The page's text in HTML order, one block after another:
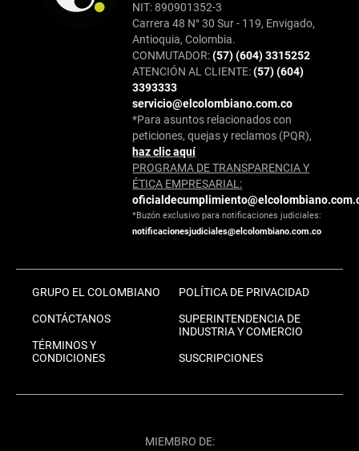
NIT: 890901352-3
Carrera 48 N° 30 Sur - 119, Envigado,
Antioquia, Colombia.
CONMUTADOR:(57) (604) 3315252
ATENCIÓN AL CLIENTE:(57) (604)
3393333
servicio@elcolombiano.com.co
*Para asuntos relacionados con
peticiones, quejas y reclamos (PQR),
haz clic aquí
PROGRAMA DE TRANSPARENCIA Y
ÉTICA EMPRESARIAL:
*Buzón exclusivo para notificaciones judiciales:
notificacionesjudiciales@elcolombiano.com.co
GRUPO EL COLOMBIANO
CONTÁCTANOS
TÉRMINOS Y
CONDICIONES
POLÍTICA DE PRIVACIDAD
SUPERINTENDENCIA DE
INDUSTRIA Y COMERCIO
SUSCRIPCIONES
MIEMBRO DE: